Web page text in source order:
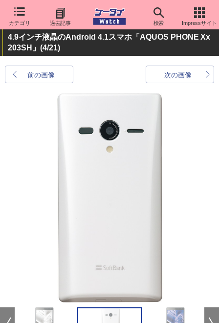
カテゴリ 過去記事 検索 Impressサイト
4.9インチ液晶のAndroid 4.1スマホ「AQUOS PHONE Xx
203SH」 (4/21)
前の画像 次の画像